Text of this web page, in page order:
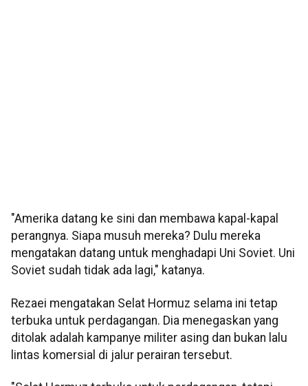
"Amerika datang ke sini dan membawa kapal-kapal
perangnya. Siapa musuh mereka? Dulu mereka
mengatakan datang untuk menghadapi Uni Soviet. Uni
Soviet sudah tidak ada lagi," katanya.
Rezaei mengatakan Selat Hormuz selama ini tetap
terbuka untuk perdagangan. Dia menegaskan yang
ditolak adalah kampanye militer asing dan bukan lalu
lintas komersial di jalur perairan tersebut.